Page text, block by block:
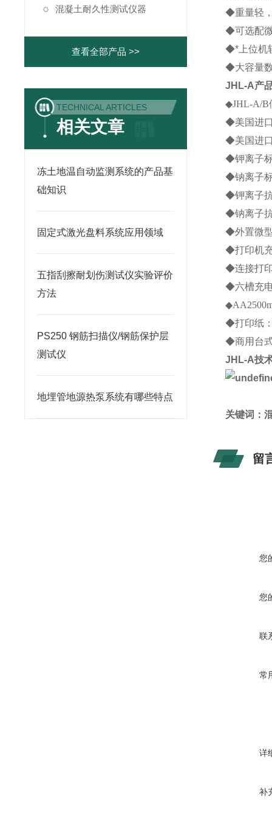
混凝土耐久性测试仪器
查看全部产品 >>
TECHNICAL ARTICLES
相关文章
冻土地温自动监测系统的产品基
础知识
固定式激光盘料系统应用领域
五指刮擦耐划伤测试仪实验评价
方法
PS250 钢筋扫描仪/钢筋保护层
测试仪
地埋管地源热泵系统有哪些特点
◆重量轻
◆可选配
◆*上位机
◆大容量
JHL-A产
◆JHL-A/B
◆美国进
◆美国进
◆钾离子
◆钠离子
◆钾离子
◆钠离子
◆外置微
◆打印机
◆连接打
◆六槽充
◆打印纸
◆商用台
JHL-A技
关键词：
留
您
您
联
常
详
补